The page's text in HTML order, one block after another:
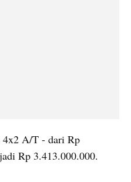
4x2 A/T - dari Rp
Rp 3.413.000.000.